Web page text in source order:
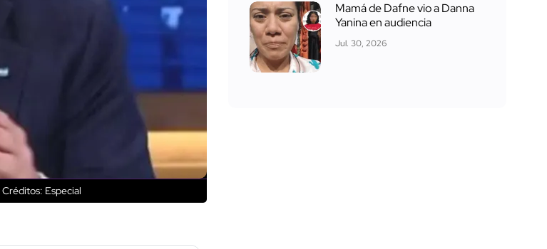
Créditos: Especial
Mamá de Dafne vio a Danna
Yanina en audiencia
Jul. 30, 2026